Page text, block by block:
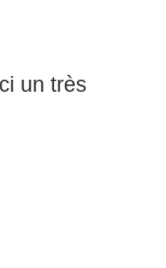
un très